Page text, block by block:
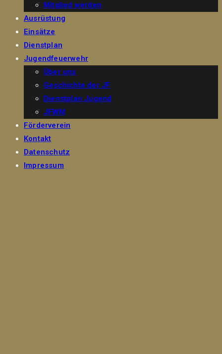
Mitglied werden
Ausrüstung
Einsätze
Dienstplan
Jugendfeuerwehr
Über uns
Geschichte der JF
Dienstplan Jugend
JFWM
Förderverein
Kontakt
Datenschutz
Impressum